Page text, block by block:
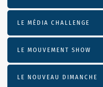
LE MÉDIA CHALLENGE
LE MOUVEMENT SHOW
LE NOUVEAU DIMANCHE